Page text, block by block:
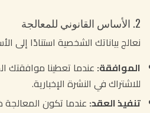
2. الأساس القانوني للمعالجة
نعالج بياناتك الشخصية استنادًا إلى
الموافقة: عندما تعطينا موافقتك
للاشتراك في النشرة الإخبارية.
تنفيذ العقد: عندما تكون المعالجة